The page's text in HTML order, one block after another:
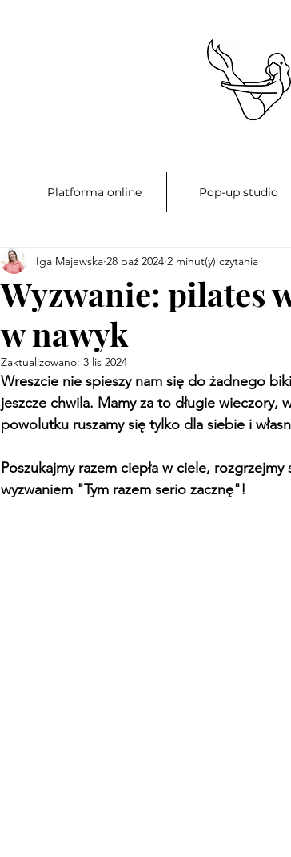
Platforma online Pop-up studio
Wyzwanie: pilates
w nawyk
Iga Majewska 28 paź 2024 2 minut(y) czytania
Zaktualizowano: 3 lis 2024
Wreszcie nie spieszy nam się do żadnego
jeszcze chwila. Mamy za to długie
powolutku ruszamy się tylko dla siebie i
Poszukajmy razem ciepła w ciele,
wyzwaniem "Tym razem serio zacznę"!